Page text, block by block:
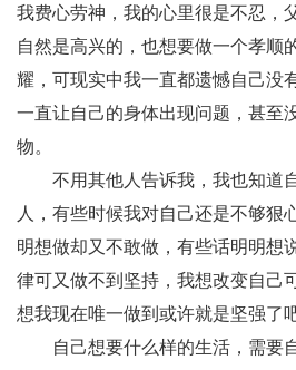
我费心劳神，我的心里很是不忍，
自然是高兴的，也想要做一个孝顺
耀，可现实中我一直都遗憾自己没
一直让自己的身体出现问题，甚至
物。
不用其他人告诉我，我也知道
人，有些时候我对自己还是不够狠
明想做却又不敢做，有些话明明想
律可又做不到坚持，我想改变自己
想我现在唯一做到或许就是坚强了
自己想要什么样的生活，需要自